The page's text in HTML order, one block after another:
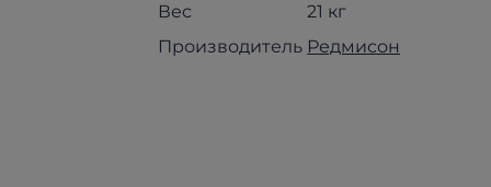
Вес
21 кг
Производитель Редмисон